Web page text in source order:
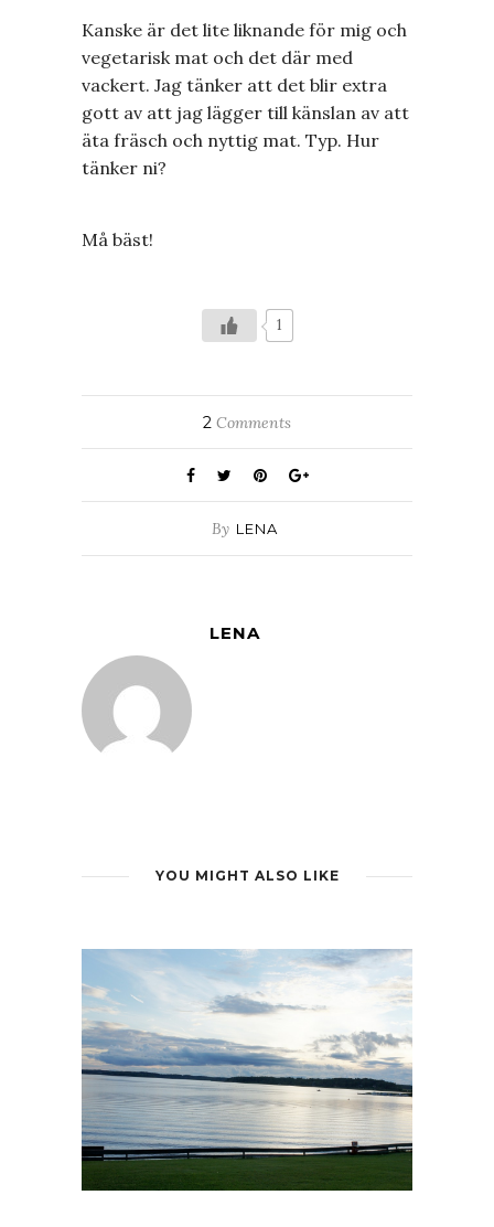
Kanske är det lite liknande för mig och
vegetarisk mat och det där med
vackert. Jag tänker att det blir extra
gott av att jag lägger till känslan av att
äta fräsch och nyttig mat. Typ. Hur
tänker ni?
Må bäst!
1
2 Comments
By LENA
LENA
YOU MIGHT ALSO LIKE